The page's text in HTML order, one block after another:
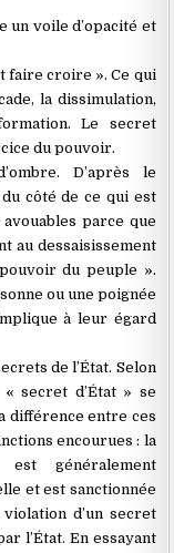
un voile d’opacité et
faire croire ». Ce qui
la dissimulation,
Le secret
du pouvoir.
D’après le
côté de ce qui est
parce que
au dessaisissement
du peuple ».
ou une poignée
à leur égard
de l’État. Selon
secret d’État » se
différence entre ces
encourues : la
généralement
et est sanctionnée
d’un secret
l’État. En essayant